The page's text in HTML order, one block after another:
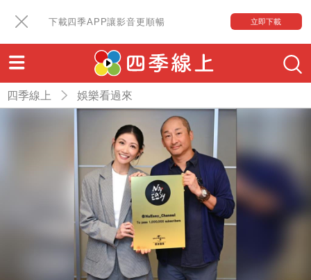
下載四季APP讓影音更順暢 立即下載
四季線上 娛樂看過來